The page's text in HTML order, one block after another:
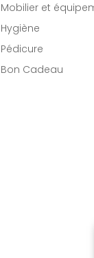
Mobilier et
Hygiène
Pédicure
Bon Cadeau